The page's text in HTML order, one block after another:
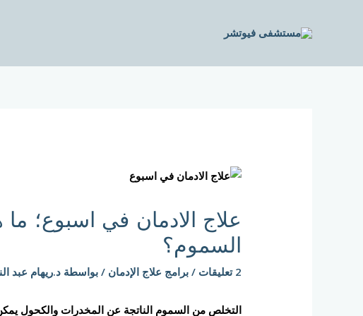
علاج الادمان في اسبوع؛
السموم؟
2 تعليقات /برامج علاج الإدمان / بواسطة د.ريهام عبد
التخلص من السموم الناتجة عن المخدرات والكحول